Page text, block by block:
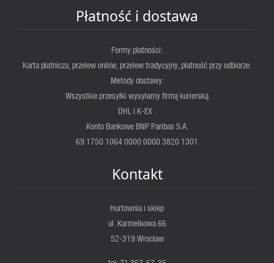
Płatność i dostawa
Formy płatności:
Karta płatnicza, przelew online, przelew tradycyjny, płatność przy odbiorze.
Metody dostawy:
Wszystkie przesyłki wysyłamy firmą kurierską
DHL i K-EX .
Konto Bankowe BNP Paribas S.A.
69 1750 1064 0000 0000 3820 1301
Kontakt
Hurtownia i sklep
ul. Karmelkowa 66
52-319 Wrocław